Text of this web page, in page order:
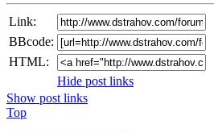
Link:
BBcode:
HTML:
Hide post links
Show post links
Top